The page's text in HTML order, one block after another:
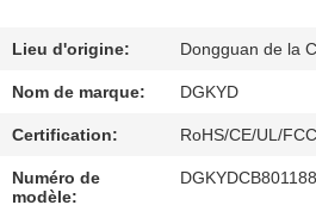
CONTRÔLE
DE
QUALITÉ
Lieu d'origine: Dongguan de la
Nom de marque: DGKYD
Certification: RoHS/CE/UL/
Numéro de
modèle: